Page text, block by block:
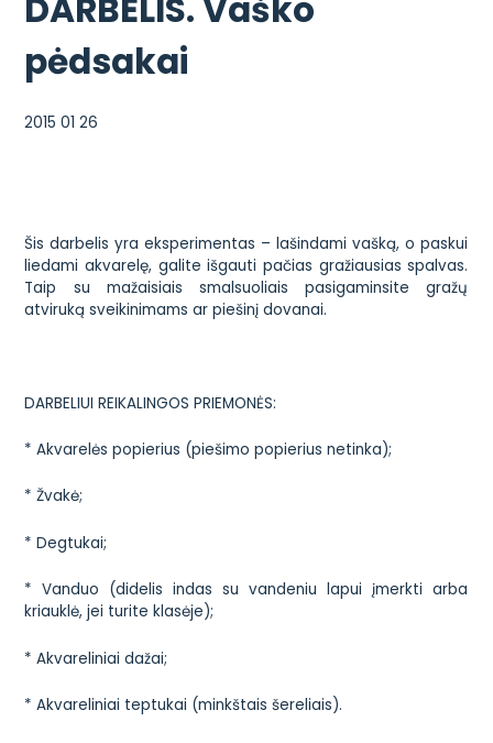
DARBELIS. Vaško
pėdsakai
2015 01 26
Šis darbelis yra eksperimentas – lašindami vašką, o paskui
liedami akvarelę, galite išgauti pačias gražiausias spalvas.
Taip su mažaisiais smalsuoliais pasigaminsite gražų
atviruką sveikinimams ar piešinį dovanai.
DARBELIUI REIKALINGOS PRIEMONĖS:
* Akvarelės popierius (piešimo popierius netinka);
* Žvakė;
* Degtukai;
* Vanduo (didelis indas su vandeniu lapui įmerkti arba
kriauklė, jei turite klasėje);
* Akvareliniai dažai;
* Akvareliniai teptukai (minkštais šereliais).